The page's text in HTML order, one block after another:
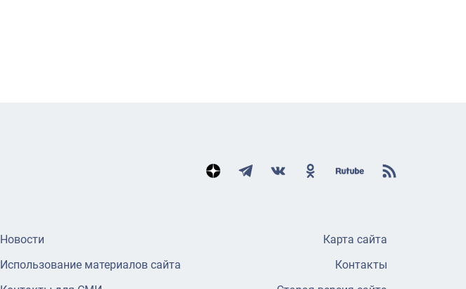
Новости
Использование материалов сайта
Карта сайта
Контакты